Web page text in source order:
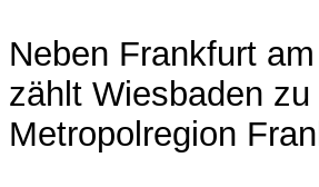
Neben Frankfurt
zählt Wiesbaden
Metropolregion